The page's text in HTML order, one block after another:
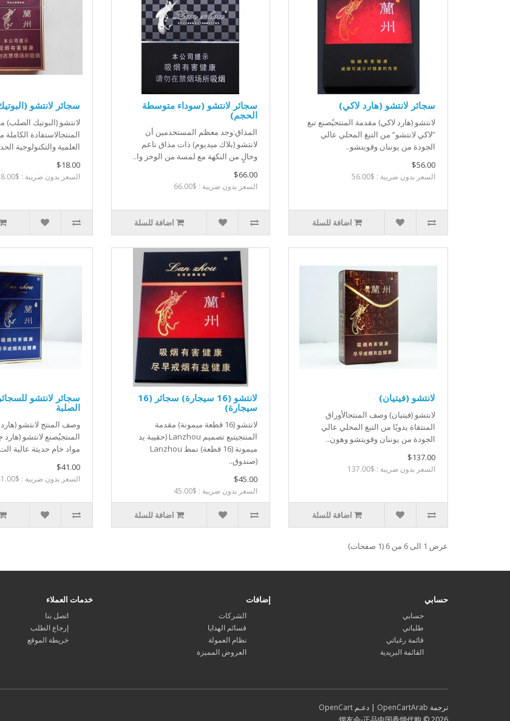
سجائر لانتشو
لانتشو (البوتيك الصلب)
المنتجالاستفادة
العلمية والتكنولوجية
$18.00
السعر بدون ضريبة : $18.00
سجائر لانتشو (سوداء متوسطة
الحجم)
المذاق:وجد معظم المستخدمين أن
لانتشو (بلاك ميديوم) ذات مذاق ناعم
وخالٍ من النكهة مع لمسة من الوخز وا..
$66.00
السعر بدون ضريبة : $66.00
اضافة للسلة
سجائر لانتشو (هارد لاكي)
لانتشو (هارد لاكي) مقدمة المنتجيُصنع تبغ
”لاكي لانتشو“ من التبغ المحلي عالي
الجودة من يوننان وقويتشو..
$56.00
السعر بدون ضريبة : $56.00
اضافة للسلة
سجائر لانتشو
الصلبة
وصف المنتج لانتشو
المنتجيُصنع لانتشو
مواد خام حديثة عالية
$41.00
السعر بدون ضريبة : $41.00
لانتشو (16 سيجارة) سجائر (16
سيجارة)
لانتشو (16 قطعة ميمونة) مقدمة
المنتجيتبع تصميم Lanzhou (حقيبة يد
ميمونة (16 قطعة) نمط Lanzhou
(صندوق..
$45.00
السعر بدون ضريبة : $45.00
اضافة للسلة
لانتشو (فيتيان)
لانتشو (فيتيان) وصف المنتجالأوراق
المنتقاة يدويًا من التبغ المحلي عالي
الجودة من يوننان وقويتشو وهون..
$137.00
السعر بدون ضريبة : $137.00
اضافة للسلة
عرض 1 الى 6 من 6 (1 صفحات)
خدمات العملاء
اتصل بنا
إرجاع الطلب
خريطة الموقع
إضافات
الشركات
قسائم الهدايا
نظام العمولة
العروض المميزة
حسابي
حسابي
طلباتي
قائمة رغباتي
القائمة البريدية
ترجمة OpenCartArab | دعـم OpenCart